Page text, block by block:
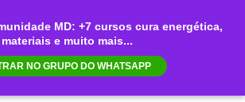
MD: +7 cursos cura energética,
materiais e muito mais...
NO GRUPO DO WHATSAPP